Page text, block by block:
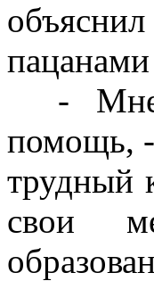
пацанами
- Мне
помощь, -
трудный
свои